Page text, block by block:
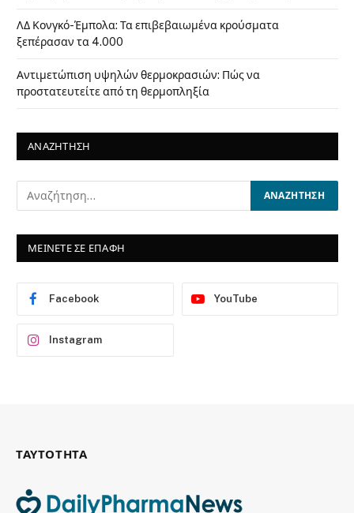
ΛΔ Κονγκό-Έμπολα: Τα επιβεβαιωμένα κρούσματα
ξεπέρασαν τα 4.000
Αντιμετώπιση υψηλών θερμοκρασιών: Πώς να
προστατευτείτε από τη θερμοπληξία
ΑΝΑΖΗΤΗΣΗ
ΜΕΙΝΕΤΕ ΣΕ ΕΠΑΦΗ
Facebook YouTube
Instagram
ΤΑΥΤΟΤΗΤΑ